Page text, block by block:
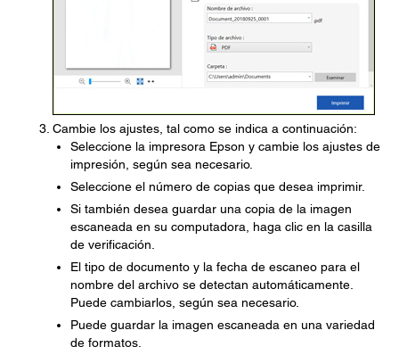
Cambie los ajustes, tal como se indica a continuación:
Seleccione la impresora Epson y cambie los ajustes de
impresión, según sea necesario.
Seleccione el número de copias que desea imprimir.
Si también desea guardar una copia de la imagen
escaneada en su computadora, haga clic en la casilla
de verificación.
El tipo de documento y la fecha de escaneo para el
nombre del archivo se detectan automáticamente.
Puede cambiarlos, según sea necesario.
Puede guardar la imagen escaneada en una variedad
de formatos.